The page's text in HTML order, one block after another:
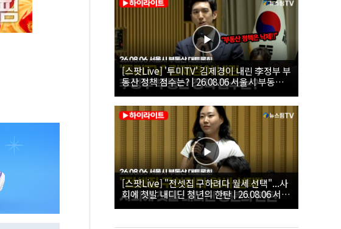
[스팟Live] '투미TV' 김제경이 내린 李정부 부
동산 정책 점수는? | 26.08.06 서울시 부동산
대토론회
[스팟Live] "전셋집 구하려다 월세 선택"...사
회에 첫발 내디딘 청년의 한탄 | 26.08.06 서울
시 부동산 대토론회